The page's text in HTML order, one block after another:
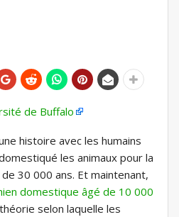
de Buffalo
histoire avec les humains
les animaux pour la
30 000 ans. Et maintenant,
domestique âgé de 10 000
selon laquelle les